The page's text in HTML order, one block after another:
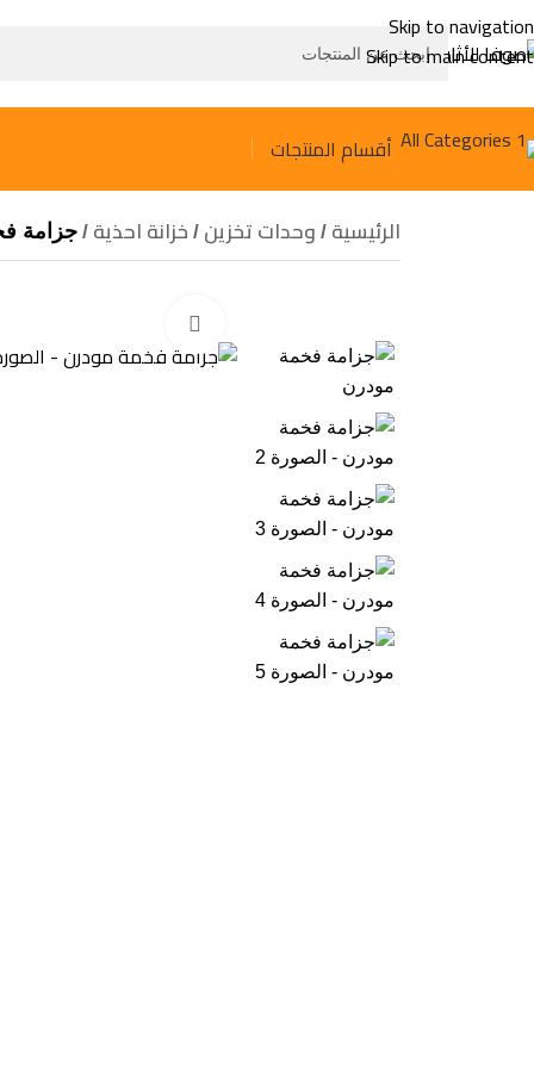
Skip to navigation
Skip to main content
أقسام المنتجات
الرئيسية وحدات تخزين خزانة احذية جزامة